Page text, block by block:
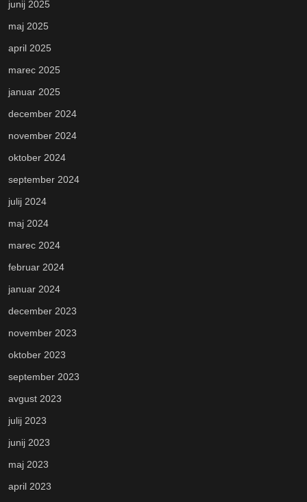
junij 2025
maj 2025
april 2025
marec 2025
januar 2025
december 2024
november 2024
oktober 2024
september 2024
julij 2024
maj 2024
marec 2024
februar 2024
januar 2024
december 2023
november 2023
oktober 2023
september 2023
avgust 2023
julij 2023
junij 2023
maj 2023
april 2023